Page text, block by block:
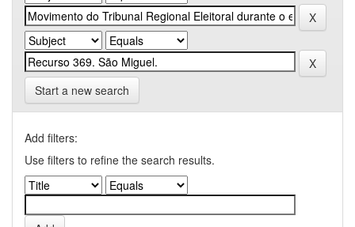
Start a new search
Add filters:
Use filters to refine the search results.